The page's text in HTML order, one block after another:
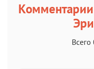
Комментарии